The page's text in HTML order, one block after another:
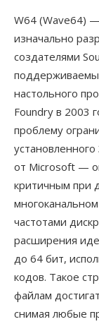
W64 (Wave64)
изначально
создателями
настольного
Foundry в 2003
проблему
от Microsoft —
критичным при
частотами
расширения
до 64 бит,
кодов. Такое
файлам
снимая любые